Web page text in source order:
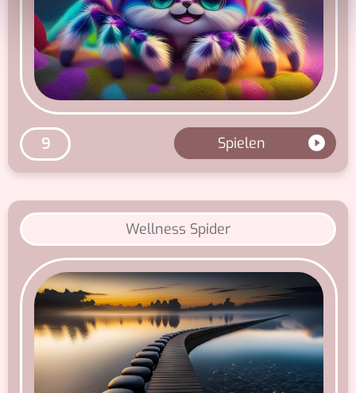
haben oder die sie im Rahmen Ihrer Nutzung der Dienste
gesammelt haben.
9 Spielen
Wellness Spider